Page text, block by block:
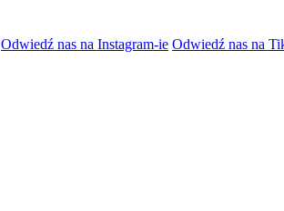
Odwiedź nas na Instagram-ie Odwiedź nas na